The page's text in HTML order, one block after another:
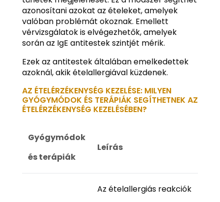
azonosítani azokat az ételeket, amelyek
valóban problémát okoznak. Emellett
vérvizsgálatok is elvégezhetők, amelyek
során az IgE antitestek szintjét mérik.
Ezek az antitestek általában emelkedettek
azoknál, akik ételallergiával küzdenek.
AZ ÉTELÉRZÉKENYSÉG KEZELÉSE: MILYEN
GYÓGYMÓDOK ÉS TERÁPIÁK SEGÍTHETNEK AZ
ÉTELÉRZÉKENYSÉG KEZELÉSÉBEN?
Gyógymódok
és terápiák
Leírás
Az ételallergiás reakciók